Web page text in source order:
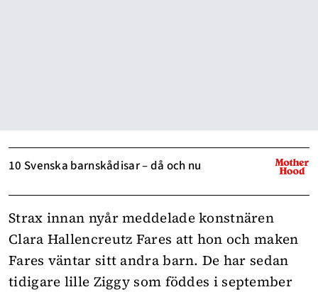
10 Svenska barnskådisar – då och nu
Strax innan nyår meddelade konstnären
Clara Hallencreutz Fares att hon och maken
Fares väntar sitt andra barn. De har sedan
tidigare lille Ziggy som föddes i september